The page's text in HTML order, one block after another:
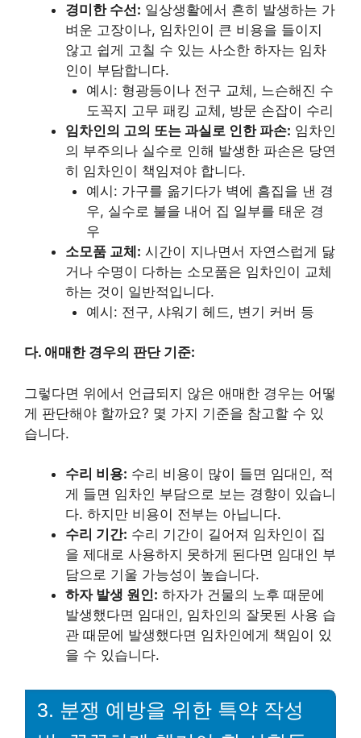
경미한 수선: 일상생활에서 흔히 발생하는 가
벼운 고장이나, 임차인이 큰 비용을 들이지
않고 쉽게 고칠 수 있는 사소한 하자는 임차
인이 부담합니다.
예시: 형광등이나 전구 교체, 느슨해진 수
도꼭지 고무 패킹 교체, 방문 손잡이 수리
임차인의 고의 또는 과실로 인한 파손: 임차인
의 부주의나 실수로 인해 발생한 파손은 당연
히 임차인이 책임져야 합니다.
예시: 가구를 옮기다가 벽에 흠집을 낸 경
우, 실수로 불을 내어 집 일부를 태운 경
우
소모품 교체: 시간이 지나면서 자연스럽게 닳
거나 수명이 다하는 소모품은 임차인이 교체
하는 것이 일반적입니다.
예시: 전구, 샤워기 헤드, 변기 커버 등
다. 애매한 경우의 판단 기준:
그렇다면 위에서 언급되지 않은 애매한 경우는 어떻
게 판단해야 할까요? 몇 가지 기준을 참고할 수 있
습니다.
수리 비용: 수리 비용이 많이 들면 임대인, 적
게 들면 임차인 부담으로 보는 경향이 있습니
다. 하지만 비용이 전부는 아닙니다.
수리 기간: 수리 기간이 길어져 임차인이 집
을 제대로 사용하지 못하게 된다면 임대인 부
담으로 기울 가능성이 높습니다.
하자 발생 원인: 하자가 건물의 노후 때문에
발생했다면 임대인, 임차인의 잘못된 사용 습
관 때문에 발생했다면 임차인에게 책임이 있
을 수 있습니다.
3. 분쟁 예방을 위한 특약 작성